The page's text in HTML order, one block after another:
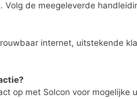
de meegeleverde
internet, uitstekende
op met Solcon voor